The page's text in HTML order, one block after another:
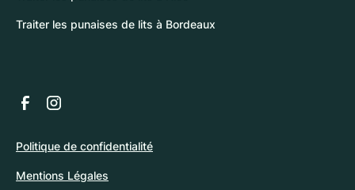
Traiter les punaises de lits à Bordeaux
Politique de confidentialité
Mentions Légales